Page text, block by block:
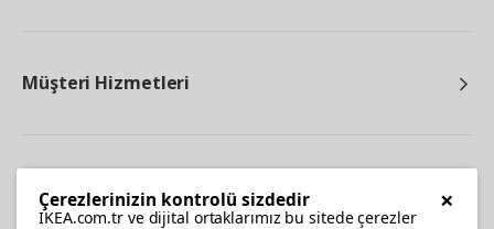
Müşteri Hizmetleri
×
Çerezlerinizin kontrolü sizdedir
IKEA.com.tr ve dijital ortaklarımız bu sitede çerezler